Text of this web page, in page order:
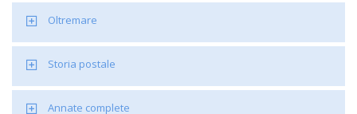
Oltremare
Storia postale
Annate complete